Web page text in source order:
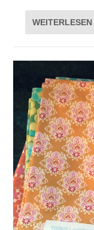
WEITERLESEN